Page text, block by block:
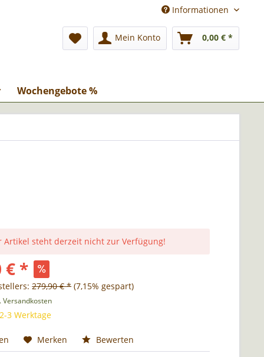
Informationen
Mein Konto 0,00 € *
Wochengebote %
Artikel steht derzeit nicht zur Verfügung!
€ *
279,90 € * (7,15% gespart)
Versandkosten
3 Werktage
Merken Bewerten